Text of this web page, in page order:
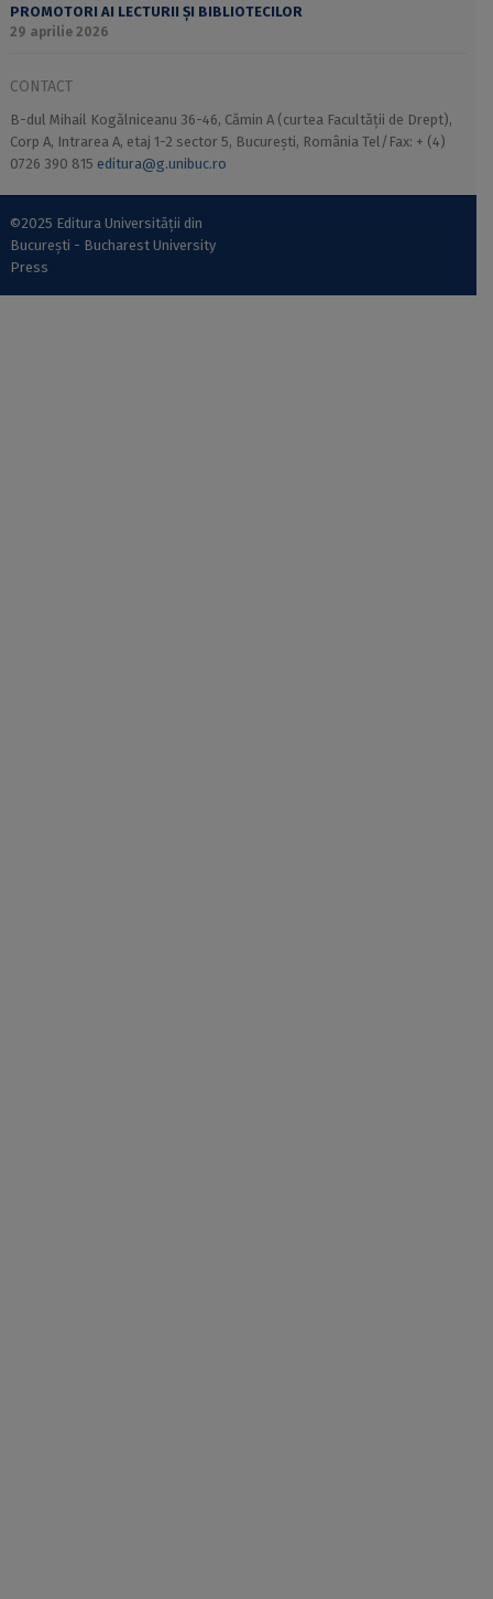
PROMOTORI AI LECTURII ȘI BIBLIOTECILOR
29 aprilie 2026
CONTACT
B-dul Mihail Kogălniceanu 36-46, Cămin A (curtea Facultății de Drept),
Corp A, Intrarea A, etaj 1-2 sector 5, București, România Tel/Fax: + (4)
0726 390 815 editura@g.unibuc.ro
©2025 Editura Universității din
București - Bucharest University
Press